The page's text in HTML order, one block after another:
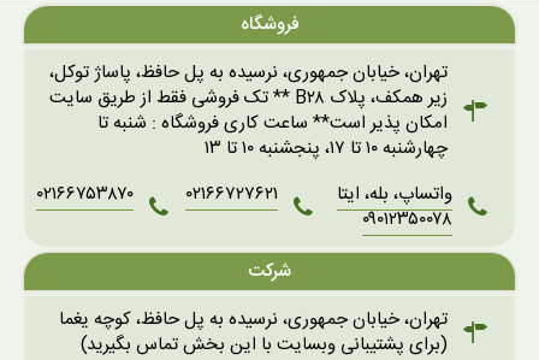
فروشگاه
تهران، خیابان جمهوری، نرسیده به پل حافظ، پاساژ توکل،
زیر همکف، پلاک B۲۸ ** تک فروشی فقط از طریق سایت
امکان پذیر است** ساعت کاری فروشگاه : شنبه تا
چهارشنبه ۱۰ تا ۱۷، پنجشنبه ۱۰ تا ۱۳
واتساپ، بله، ایتا
۰۹۰۱۲۳۵۰۰۷۸
۰۲۱۶۶۷۲۷۶۲۱ ۰۲۱۶۶۷۵۳۸۷۰
شرکت
تهران، خیابان جمهوری، نرسیده به پل حافظ، کوچه یغما
(برای پشتیبانی وبسایت با این بخش تماس بگیرید)